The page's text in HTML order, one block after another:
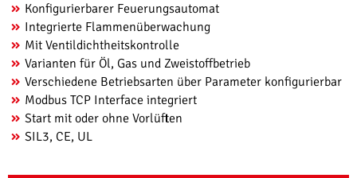
Konfigurierbarer Feuerungsautomat
Integrierte Flammenüberwachung
Mit Ventildichtheitskontrolle
Varianten für Öl, Gas und Zweistoffbetrieb
Verschiedene Betriebsarten über Parameter konfigurierbar
Modbus TCP Interface integriert
Start mit oder ohne Vorlüften
SIL3, CE, UL